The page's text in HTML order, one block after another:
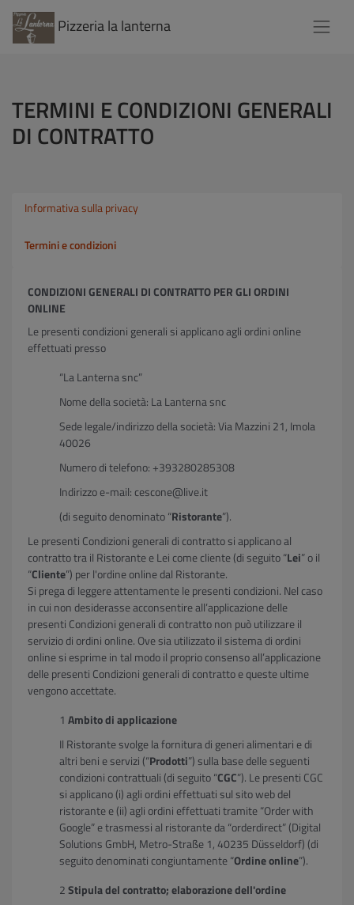
Pizzeria la lanterna
TERMINI E CONDIZIONI GENERALI
DI CONTRATTO
Informativa sulla privacy
Termini e condizioni
CONDIZIONI GENERALI DI CONTRATTO PER GLI ORDINI
ONLINE
Le presenti condizioni generali si applicano agli ordini online
effettuati presso
“La Lanterna snc”
Nome della società: La Lanterna snc
Sede legale/indirizzo della società: Via Mazzini 21, Imola
40026
Numero di telefono: +393280285308
Indirizzo e-mail: cescone@live.it
(di seguito denominato “Ristorante”).
Le presenti Condizioni generali di contratto si applicano al
contratto tra il Ristorante e Lei come cliente (di seguito “Lei” o il
“Cliente”) per l'ordine online dal Ristorante.
Si prega di leggere attentamente le presenti condizioni. Nel caso
in cui non desiderasse acconsentire all’applicazione delle
presenti Condizioni generali di contratto non può utilizzare il
servizio di ordini online. Ove sia utilizzato il sistema di ordini
online si esprime in tal modo il proprio consenso all’applicazione
delle presenti Condizioni generali di contratto e queste ultime
vengono accettate.
Ambito di applicazione
Il Ristorante svolge la fornitura di generi alimentari e di
altri beni e servizi (“Prodotti”) sulla base delle seguenti
condizioni contrattuali (di seguito “CGC”). Le presenti CGC
si applicano (i) agli ordini effettuati sul sito web del
ristorante e (ii) agli ordini effettuati tramite “Order with
Google” e trasmessi al ristorante da “orderdirect” (Digital
Solutions GmbH, Metro-Straße 1, 40235 Düsseldorf) (di
seguito denominati congiuntamente “Ordine online”).
Stipula del contratto; elaborazione dell'ordine